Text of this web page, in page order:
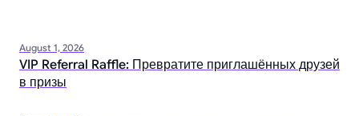
August 1, 2026
VIP Referral Raffle: Превратите приглашённых друзей
в призы